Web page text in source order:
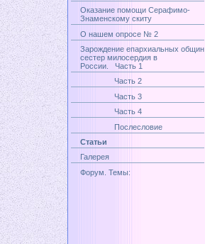
Оказание помощи Серафимо-
Знаменскому скиту
О нашем опросе № 2
Зарождение епархиальных общин
сестер милосердия в
России. Часть 1
Часть 2
Часть 3
Часть 4
Послесловие
Статьи
Галерея
Форум. Темы: